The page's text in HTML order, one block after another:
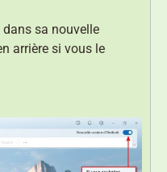
sa nouvelle
arrière si vous le